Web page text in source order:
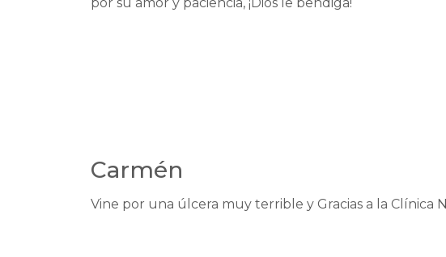
Carmén
Vine por una úlcera muy terrible y Gracias a la Clínica